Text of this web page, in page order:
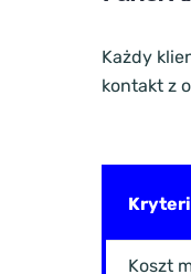
Każdy
kontakt z
Koszt